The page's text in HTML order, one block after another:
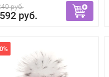
руб.
руб.